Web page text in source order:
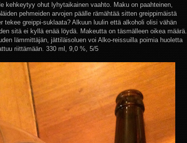
kehkeytyy ohut lyhytaikainen vaahto. Maku on paahteinen,
pehmeiden arvojen päälle rämähtää sitten greippimäistä
tekee greippi-suklaata? Alkuun luulin että alkoholi olisi vähän
sitä ei kyllä enää löydä. Makeutta on täsmälleen oikea määrä.
lämmittäjän, jättiläisoluen voi Alko-reissuilla poimia huoletta
riittämään. 330 ml, 9,0 %, 5/5